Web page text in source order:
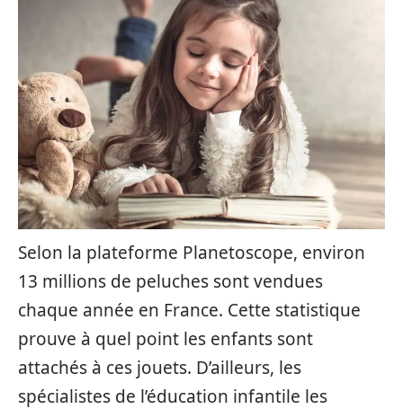
Selon la plateforme Planetoscope, environ
13 millions de peluches sont vendues
chaque année en France. Cette statistique
prouve à quel point les enfants sont
attachés à ces jouets. D’ailleurs, les
spécialistes de l’éducation infantile les